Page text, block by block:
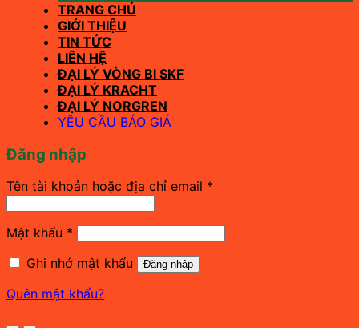
TRANG CHỦ
GIỚI THIỆU
TIN TỨC
LIÊN HỆ
ĐẠI LÝ VÒNG BI SKF
ĐẠI LÝ KRACHT
ĐẠI LÝ NORGREN
YÊU CẦU BÁO GIÁ
Đăng nhập
Tên tài khoản hoặc địa chỉ email *
Mật khẩu *
Ghi nhớ mật khẩu
Đăng nhập
Quên mật khẩu?